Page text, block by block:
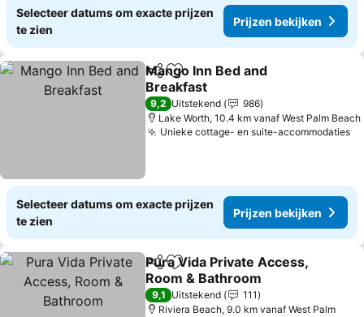
Selecteer datums om exacte prijzen
te zien
Prijzen bekijken
DelenToevoegen aan favorieten
Mango Inn Bed and
Breakfast
9,2 Uitstekend
986
Lake Worth, 10.4 km vanaf West Palm Beach
Unieke cottage- en suite-accommodaties
Selecteer datums om exacte prijzen
te zien
Prijzen bekijken
DelenToevoegen aan favorieten
Pura Vida Private Access,
Room & Bathroom
9,1 Uitstekend
111
Riviera Beach, 9.0 km vanaf West Palm